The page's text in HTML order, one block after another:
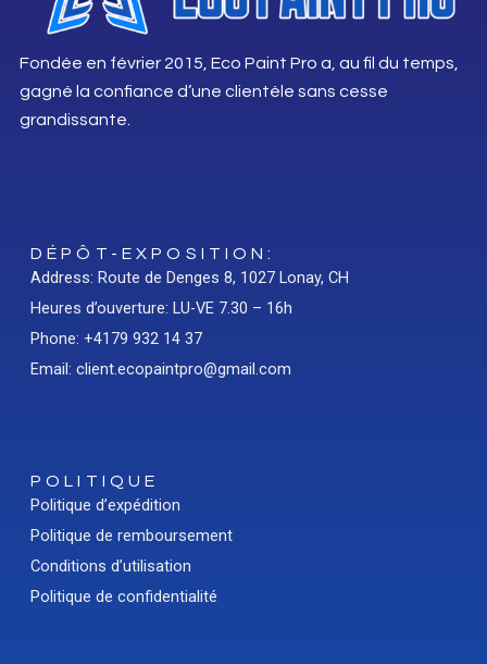
Fondée en février 2015, Eco Paint Pro a, au fil du temps,
gagné la confiance d’une clientèle sans cesse
grandissante.
DÉPÔT-EXPOSITION:
Address: Route de Denges 8, 1027 Lonay, CH
Heures d’ouverture: LU-VE 7.30 – 16h
Phone: +4179 932 14 37
Email: client.ecopaintpro@gmail.com
POLITIQUE
Politique d’expédition
Politique de remboursement
Conditions d’utilisation
Politique de confidentialité